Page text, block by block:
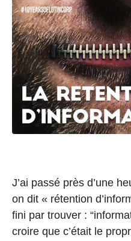
J’ai passé près d’une
on dit « rétention
fini par trouver :
croire que c’était le